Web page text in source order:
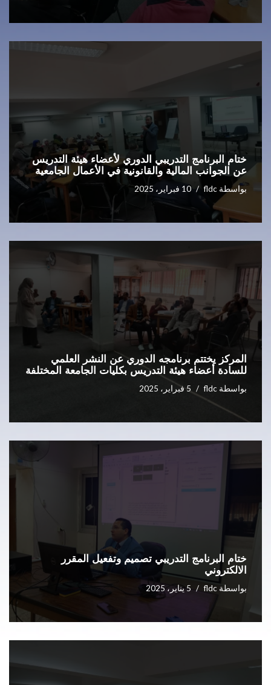
ختام البرنامج التدريبي الدوري لأعضاء هيئة التدريس
عن الجوانب المالية والقانونية في الأعمال الجامعية
بواسطة fldc 10 فبراير، 2025
المركز يختتم برنامجه الدوري عن النشر العلمي
للسادة أعضاء هيئة التدريس بكليات الجامعة المختلفة
بواسطة fldc 5 فبراير، 2025
ختام البرنامج التدريبي تصميم وتفعيل المقرر
الالكتروني
بواسطة fldc 5 يناير، 2025